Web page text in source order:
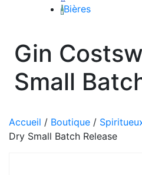
Bières
Gin
Small
Accueil / Boutique /
Dry Small Batch Release